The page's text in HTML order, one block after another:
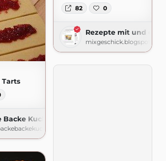
82 0
Rezepte mit und
mixgeschick.blogspot.com
Tarts
Backe Kuchen